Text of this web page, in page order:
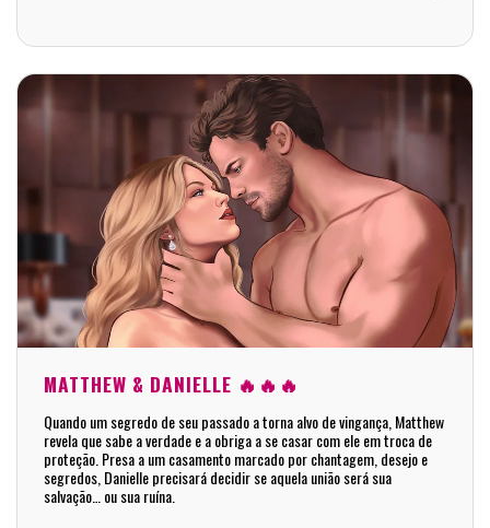
MATTHEW & DANIELLE 🔥🔥🔥
Quando um segredo de seu passado a torna alvo de vingança, Matthew
revela que sabe a verdade e a obriga a se casar com ele em troca de
proteção. Presa a um casamento marcado por chantagem, desejo e
segredos, Danielle precisará decidir se aquela união será sua
salvação… ou sua ruína.